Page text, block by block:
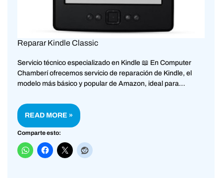
Reparar Kindle Classic
Servicio técnico especializado en Kindle 📖 En Computer
Chamberí ofrecemos servicio de reparación de Kindle, el
modelo más básico y popular de Amazon, ideal para…
READ MORE »
Comparte esto: